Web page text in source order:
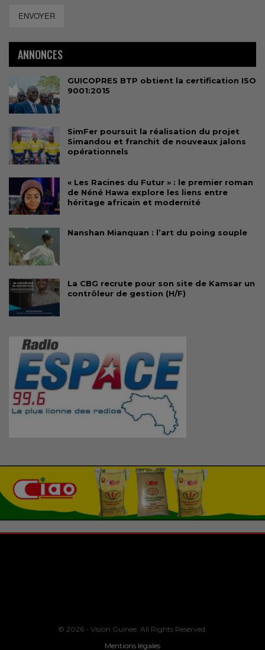
ENVOYER
ANNONCES
GUICOPRES BTP obtient la certification ISO
9001:2015
SimFer poursuit la réalisation du projet
Simandou et franchit de nouveaux jalons
opérationnels
« Les Racines du Futur » : le premier roman
de Néné Hawa explore les liens entre
héritage africain et modernité
Nanshan Mianquan : l’art du poing souple
La CBG recrute pour son site de Kamsar un
contrôleur de gestion (H/F)
© 2026 - Vision Guinee. All Rights Reserved.
Mentions légales